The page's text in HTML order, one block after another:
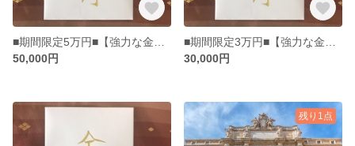
50,000円
30,000円
残り1点